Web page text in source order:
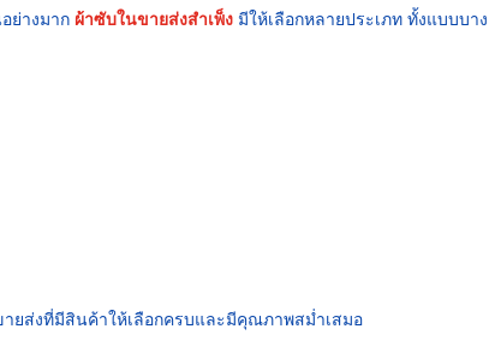
ย่างมาก ผ้าซับในขายส่งสำเพ็ง มีให้เลือกหลายประเภท ทั้งแบบบาง
ยส่งที่มีสินค้าให้เลือกครบและมีคุณภาพสม่ำเสมอ